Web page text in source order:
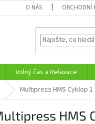
O NÁS OBCHODNÍ
Volný čas a Relaxace
Multipress HMS Cyklop 1
HMS